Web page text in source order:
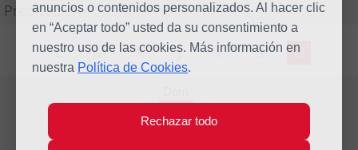
anuncios o contenidos personalizados. Al hacer clic
en “Aceptar todo” usted da su consentimiento a
nuestro uso de las cookies. Más información en
nuestra Política de Cookies.
Rechazar todo
Predicación
L M X J V S D
5
Jun